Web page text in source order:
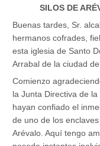
SILOS DE
Buenas tardes, Sr.
hermanos cofrades,
esta iglesia de Santo
Arrabal de la ciudad de
Comienzo
la Junta Directiva de
hayan confiado el
de uno de los
Arévalo. Aquí tengo